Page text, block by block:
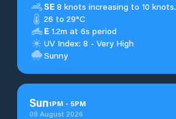
SE 8 knots increasing to 10 knots.
26 to 29°C
E 1.2m at 6s period
UV Index: 8 - Very High
Sunny
Sun1PM - 5PM
09 August 2026